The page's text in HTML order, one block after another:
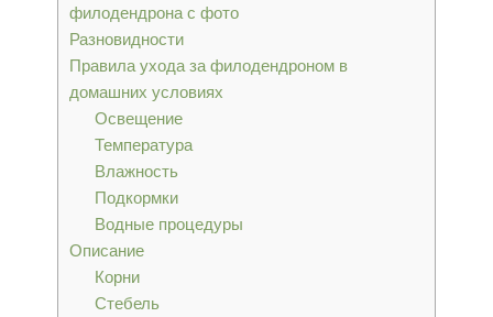
филодендрона с фото
Разновидности
Правила ухода за филодендроном в
домашних условиях
Освещение
Температура
Влажность
Подкормки
Водные процедуры
Описание
Корни
Стебель